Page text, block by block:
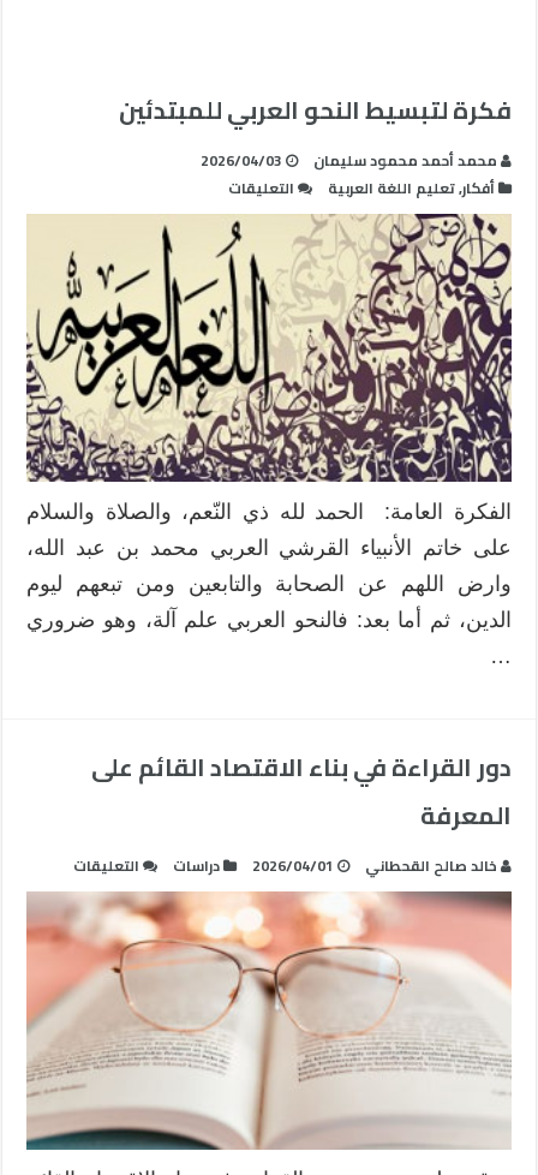
فكرة لتبسيط النحو العربي للمبتدئين
محمد أحمد محمود سليمان
2026/04/03
أفكار,تعليم اللغة العربية التعليقات
فكرة
لتبسيط
العربي
للمبتدئين
مغلقة
الفكرة العامة: الحمد لله ذي النّعم، والصلاة والسلام
على خاتم الأنبياء القرشي العربي محمد بن عبد الله،
وارض اللهم عن الصحابة والتابعين ومن تبعهم ليوم
الدين، ثم أما بعد: فالنحو العربي علم آلة، وهو ضروري
…
دور القراءة في بناء الاقتصاد القائم على
المعرفة
خالد صالح القحطاني 2026/04/01 دراسات التعليقات
دور
القراءة
في
الاقتصاد
القائم
على
المعرفة
مغلقة